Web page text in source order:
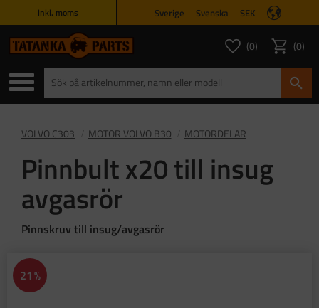
inkl. moms Sverige Svenska SEK
Favoriter
ANTAL
0 Kundvagn
0
VOLVO C303 MOTOR VOLVO B30 MOTORDELAR
Pinnbult x20 till insug
avgasrör
Pinnskruv till insug/avgasrör
21%